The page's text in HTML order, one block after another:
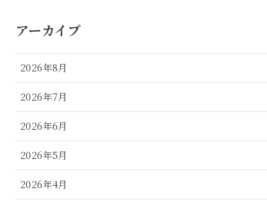
アーカイブ
2026年8月
2026年7月
2026年6月
2026年5月
2026年4月